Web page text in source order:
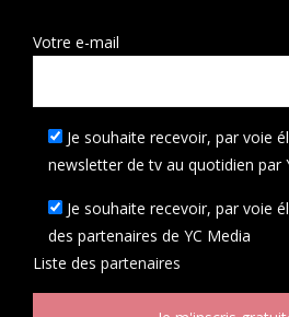
Votre e-mail
Je souhaite recevoir, par voie
newsletter de tv au quotidien par
Je souhaite recevoir, par voie
des partenaires de YC Media
Liste des partenaires